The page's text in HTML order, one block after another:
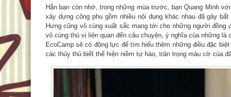
Hẳn bạn còn nhớ, trong những mùa trước, bạn Quang Minh
xây dựng công phu gồm nhiều nội dung khác nhau đã gây
Hưng cũng vô cùng xuất sắc mang tới cho những người đồng
vô cùng thú vị liên quan đến câu chuyện, ý nghĩa của những
EcoCamp sẽ có động lực để tìm hiểu thêm những điều đặc
các thủy thủ biết thể hiện niềm tự hào, trân trọng màu cờ của